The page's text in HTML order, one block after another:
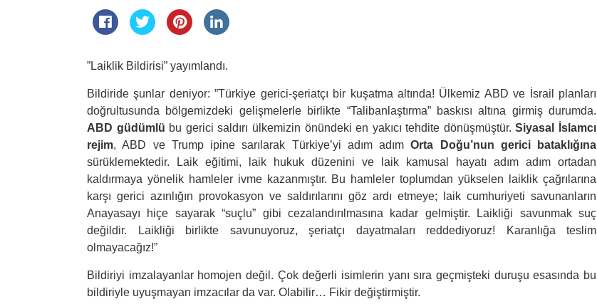
”Laiklik Bildirisi” yayımlandı.
Bildiride şunlar deniyor: ”Türkiye gerici-şeriatçı bir kuşatma altında! Ülkemiz ABD ve İsrail planları
doğrultusunda bölgemizdeki gelişmelerle birlikte “Talibanlaştırma” baskısı altına girmiş durumda.
ABD güdümlü bu gerici saldırı ülkemizin önündeki en yakıcı tehdite dönüşmüştür.Siyasal İslamcı
rejim, ABD ve Trump ipine sarılarak Türkiye’yi adım adımOrta Doğu’nun gerici bataklığına
sürüklemektedir. Laik eğitimi, laik hukuk düzenini ve laik kamusal hayatı adım adım ortadan
kaldırmaya yönelik hamleler ivme kazanmıştır. Bu hamleler toplumdan yükselen laiklik çağrılarına
karşı gerici azınlığın provokasyon ve saldırılarını göz ardı etmeye; laik cumhuriyeti savunanların
Anayasayı hiçe sayarak “suçlu” gibi cezalandırılmasına kadar gelmiştir. Laikliği savunmak suç
değildir. Laikliği birlikte savunuyoruz, şeriatçı dayatmaları reddediyoruz! Karanlığa teslim
olmayacağız!”
Bildiriyi imzalayanlar homojen değil. Çok değerli isimlerin yanı sıra geçmişteki duruşu esasında bu
bildiriyle uyuşmayan imzacılar da var. Olabilir… Fikir değiştirmiştir.